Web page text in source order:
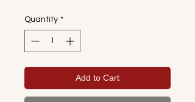
Quantity *
Add to Cart